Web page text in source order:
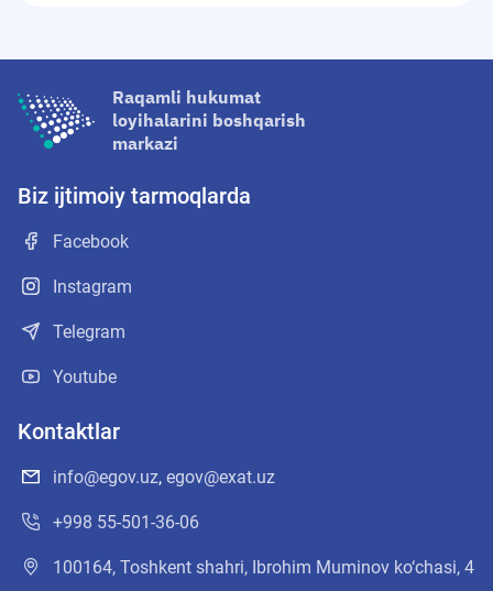
Raqamli hukumat
loyihalarini boshqarish
markazi
Biz ijtimoiy tarmoqlarda
Facebook
Instagram
Telegram
Youtube
Kontaktlar
info@egov.uz, egov@exat.uz
+998 55-501-36-06
100164, Toshkent shahri, Ibrohim Muminov ko‘chasi, 4